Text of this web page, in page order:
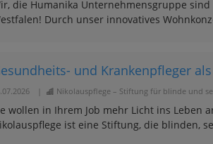
die Humanika Unternehmensgruppe
Durch unser innovatives
und Krankenpfleger
Nikolauspflege – Stiftung für blinde und
wollen in Ihrem Job mehr Licht ins Leben
ist eine Stiftung, die blinden,